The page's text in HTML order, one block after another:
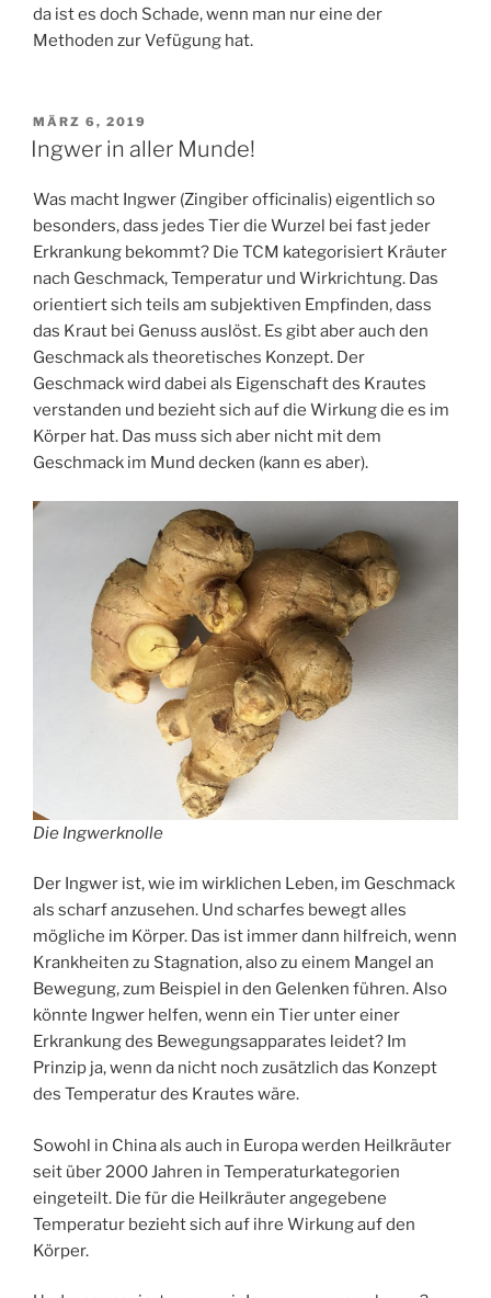
da ist es doch Schade, wenn man nur eine der
Methoden zur Vefügung hat.
VERÖFFENTLICHT
AM
MÄRZ 6, 2019
Ingwer in aller Munde!
Was macht Ingwer (Zingiber officinalis) eigentlich so
besonders, dass jedes Tier die Wurzel bei fast jeder
Erkrankung bekommt? Die TCM kategorisiert Kräuter
nach Geschmack, Temperatur und Wirkrichtung. Das
orientiert sich teils am subjektiven Empfinden, dass
das Kraut bei Genuss auslöst. Es gibt aber auch den
Geschmack als theoretisches Konzept. Der
Geschmack wird dabei als Eigenschaft des Krautes
verstanden und bezieht sich auf die Wirkung die es im
Körper hat. Das muss sich aber nicht mit dem
Geschmack im Mund decken (kann es aber).
Die Ingwerknolle
Der Ingwer ist, wie im wirklichen Leben, im Geschmack
als scharf anzusehen. Und scharfes bewegt alles
mögliche im Körper. Das ist immer dann hilfreich, wenn
Krankheiten zu Stagnation, also zu einem Mangel an
Bewegung, zum Beispiel in den Gelenken führen. Also
könnte Ingwer helfen, wenn ein Tier unter einer
Erkrankung des Bewegungsapparates leidet? Im
Prinzip ja, wenn da nicht noch zusätzlich das Konzept
des Temperatur des Krautes wäre.
Sowohl in China als auch in Europa werden Heilkräuter
seit über 2000 Jahren in Temperaturkategorien
eingeteilt. Die für die Heilkräuter angegebene
Temperatur bezieht sich auf ihre Wirkung auf den
Körper.